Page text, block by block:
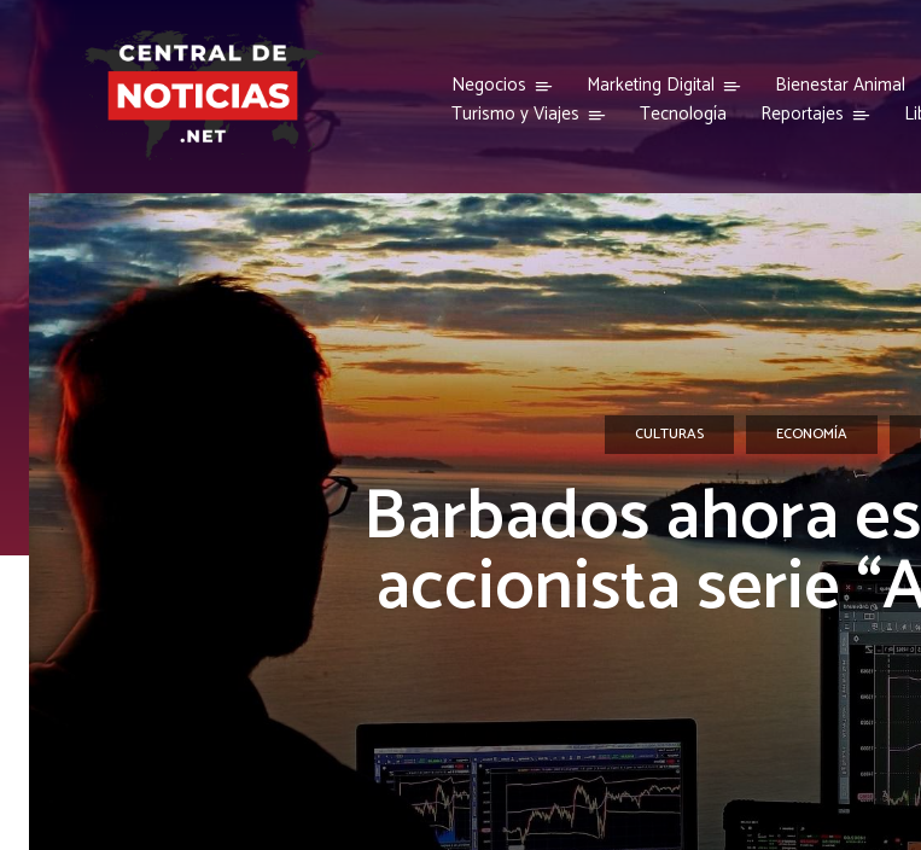
Negocios Marketing Digital Bienestar Animal
Turismo y Viajes
Tecnología Reportajes
CULTURAS ECONOMÍA
Barbados ahora
accionista serie